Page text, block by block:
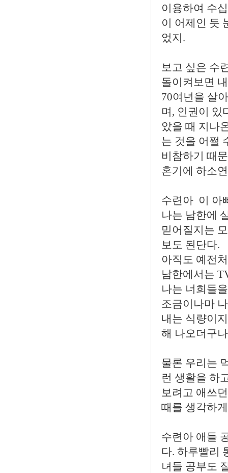
이용하여 수
이 어제인 듯
었지.
보고 싶은 수
돌이켜보면
70여년을 살
며, 인권이 있
았을 때 지나
는 것을 어쩔
비참하기 때
혼기에 하소
수련아 이 아
나는 남한에
믿어질지는
보도 된단다.
아직도 예전
남한에서는
나는 너희들
조금이나마
내는 식량이
해 나오더구
물론 우리는
런 생활을 하
보려고 애쓰
때를 생각하
수련아 애들
다. 하루빨리
녀들 공부도